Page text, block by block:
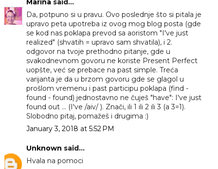
Marinasaid...
Da, potpuno si u pravu. Ovo poslednje što si pitala je
upravo peta upotreba iz ovog mog blog posta (gde
se kod nas poklapa prevod sa aoristom "I've just
realized" (shvatih = upravo sam shvatila), i 2.
odgovor na tvoje prethodno pitanje, gde u
svakodnevnom govoru ne koriste Present Perfect
uopšte, već se prebace na past simple. Treća
varijanta je da u brzom govoru gde se glagol u
prošlom vremenu i past participu poklapa (find -
found - found) jednostavno ne čuješ "have": I've just
found out ... (I've /aiv/ ). Znači, ili 1 ili 2 ili 3 (a 3=1).
Slobodno pitaj, pomažeš i drugima :)
January 3, 2018 at 5:52 PM
Unknown said...
Hvala na pomoci